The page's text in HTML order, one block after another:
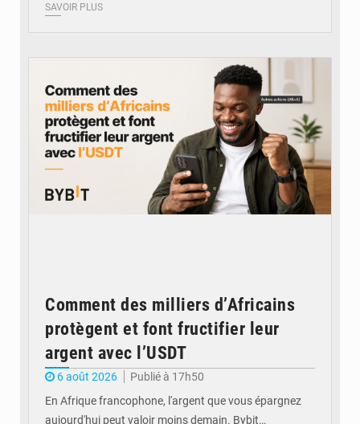
SAVOIR PLUS
Comment des milliers d’Africains
protègent et font fructifier leur
argent avec l’USDT
6 août 2026
Publié à 17h50
En Afrique francophone, l'argent que vous épargnez
aujourd'hui peut valoir moins demain. Bybit…